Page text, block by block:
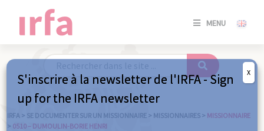
MENU
SE
/
IRFA > SE DOCUMENTER SUR UN MISSIONNAIRE > MISSIONNAIRES > MISSIONNAIRE
> 0510 – DUMOULIN-BORIE HENRI
S'inscrire à la newsletter de l'IRFA - Sign
up for the IRFA newsletter
X